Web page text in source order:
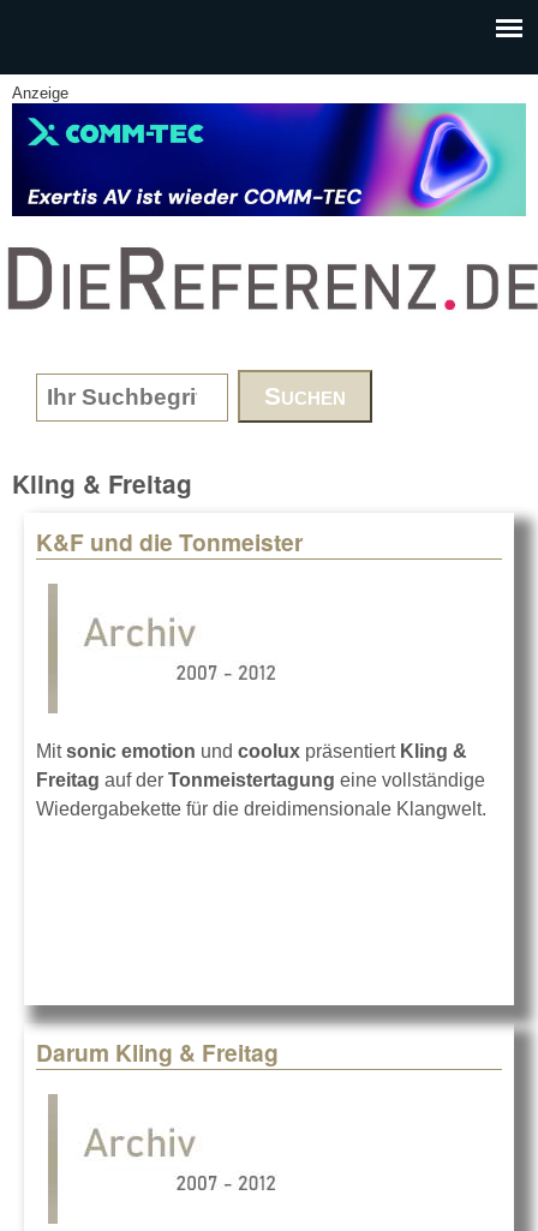
Anzeige
www.DieReferenz.de
Search form
Kling & Freitag
K&F und die Tonmeister
Mitsonic emotion und coolux präsentiert Kling &
Freitag auf der Tonmeistertagung eine vollständige
Wiedergabekette für die dreidimensionale Klangwelt.
Darum Kling & Freitag
Pages